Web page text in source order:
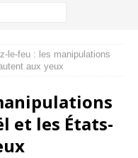
le-feu : les manipulations
aux yeux
et les États-